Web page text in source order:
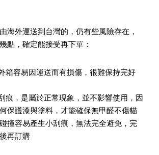
海外運送到台灣的，仍有些風險存在，
點，確定能接受再下單：
箱容易因運送而有損傷，很難保持完好
痕，是屬於正常現象，並不影響使用，因
保護漆與塗料，才能確保無甲醛不傷貓
撞容易產生小刮痕，無法完全避免，完
再訂購